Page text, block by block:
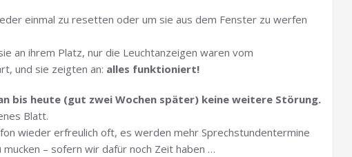
einmal zu resetten oder um sie aus dem Fenster zu werfen
an ihrem Platz, nur die Leuchtanzeigen waren vom
und sie zeigten an: alles funktioniert!
bis heute (gut zwei Wochen später) keine weitere Störung.
Blatt.
wieder erfreulich oft, es werden mehr Sprechstundentermine
– sofern wir dafür noch Zeit haben …